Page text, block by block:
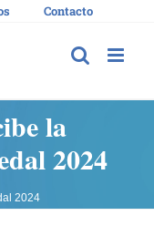
Contacto
la
2024
2024